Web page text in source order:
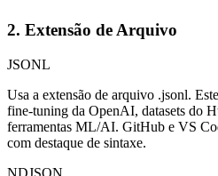
2. Extensão de Arquivo
JSONL
Usa a extensão de arquivo .jsonl.
fine-tuning da OpenAI, datasets do
ferramentas ML/AI. GitHub e VS
com destaque de sintaxe.
NDJSON